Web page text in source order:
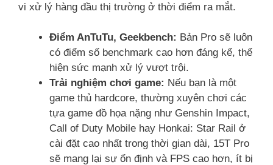
vi xử lý hàng đầu thị trường ở thời điểm ra mắt.
Điểm AnTuTu, Geekbench: Bản Pro sẽ luôn
có điểm số benchmark cao hơn đáng kể, thể
hiện sức mạnh xử lý vượt trội.
Trải nghiệm chơi game: Nếu bạn là một
game thủ hardcore, thường xuyên chơi các
tựa game đồ họa nặng như Genshin Impact,
Call of Duty Mobile hay Honkai: Star Rail ở
cài đặt cao nhất trong thời gian dài, 15T Pro
sẽ mang lại sự ổn định và FPS cao hơn, ít bị